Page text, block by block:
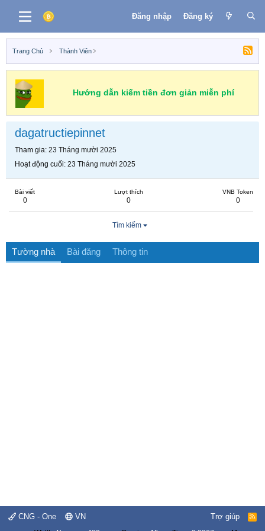
Đăng nhập Đăng ký
Trang Chủ Thành Viên
Hướng dẫn kiếm tiền đơn giản miễn phí
dagatructiepinnet
Tham gia 23 Tháng mười 2025
Hoạt động cuối 23 Tháng mười 2025
Bài viết
0
Lượt thích
0
VNB Token
0
Tìm kiếm
Tường nhà Bài đăng Thông tin
CNG - One VN Trợ giúp
R